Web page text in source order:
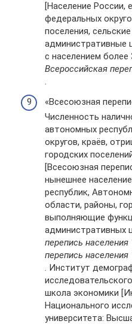
[Население России,
федеральных
поселения,
административные
с населением более
Всероссийская
.
«Всесоюзная
Численность
автономных
округов, краёв,
городских
[Всесоюзная
нынешнее
республик,
области, районы,
выполняющие
административных
перепись
перепись населения
. Институт
школа экономики
Национального
университета: